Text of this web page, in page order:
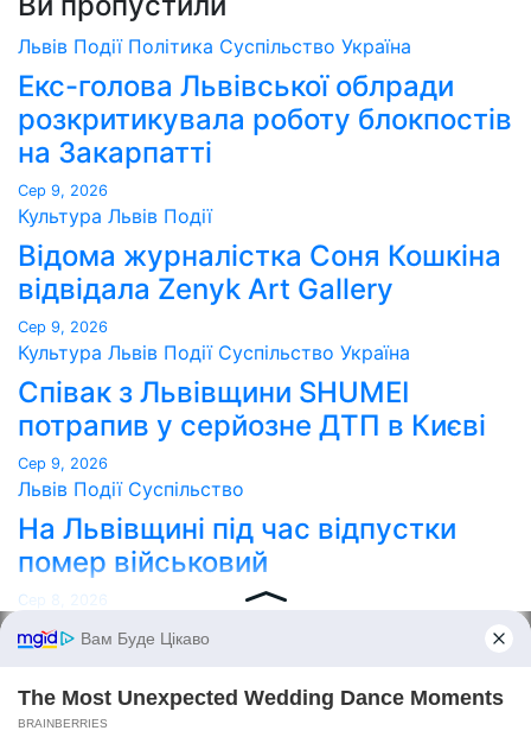
Львів Події Політика Суспільство Україна
Екс-голова Львівської облради
розкритикувала роботу блокпостів
на Закарпатті
Сер 9, 2026
Культура Львів Події
Відома журналістка Соня Кошкіна
відвідала Zenyk Art Gallery
Сер 9, 2026
Культура Львів Події Суспільство Україна
Співак з Львівщини SHUMEI
потрапив у серйозне ДТП в Києві
Сер 9, 2026
Львів Події Суспільство
На Львівщині під час відпустки
помер військовий
Сер 8, 2026
Point Lviv